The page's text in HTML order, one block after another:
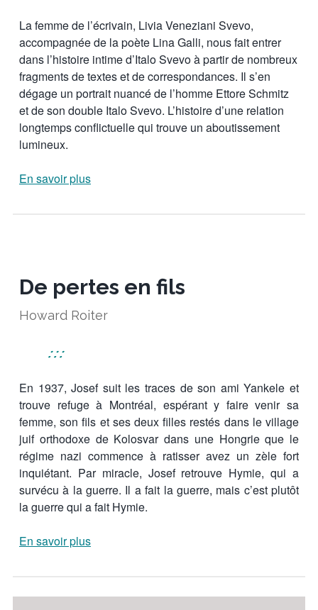
La femme de l’écrivain, Livia Veneziani Svevo,
accompagnée de la poète Lina Galli, nous fait entrer
dans l’histoire intime d’Italo Svevo à partir de nombreux
fragments de textes et de correspondances. Il s’en
dégage un portrait nuancé de l’homme Ettore Schmitz
et de son double Italo Svevo. L’histoire d’une relation
longtemps conflictuelle qui trouve un aboutissement
lumineux.
En savoir plus
De pertes en fils
Howard Roiter
:::
En 1937, Josef suit les traces de son ami Yankele et
trouve refuge à Montréal, espérant y faire venir sa
femme, son fils et ses deux filles restés dans le village
juif orthodoxe de Kolosvar dans une Hongrie que le
régime nazi commence à ratisser avez un zèle fort
inquiétant. Par miracle, Josef retrouve Hymie, qui a
survécu à la guerre. Il a fait la guerre, mais c’est plutôt
la guerre qui a fait Hymie.
En savoir plus